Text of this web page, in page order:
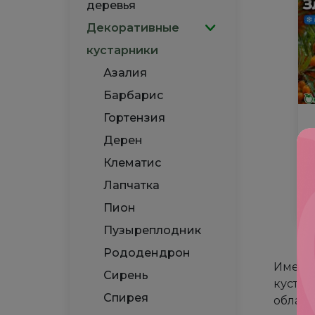
деревья
Декоративные
кустарники
Азалия
Барбарис
Гортензия
Дерен
Клематис
Лапчатка
Пион
Пузыреплодник
Рододендрон
Сирень
Спирея
Иметь